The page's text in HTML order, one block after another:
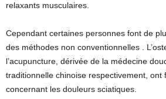
relaxants musculaires.
Cependant certaines personnes font de
des méthodes non conventionnelles .
l’acupuncture, dérivée de la médecine
traditionnelle chinoise respectivement, ont
concernant les douleurs sciatiques.